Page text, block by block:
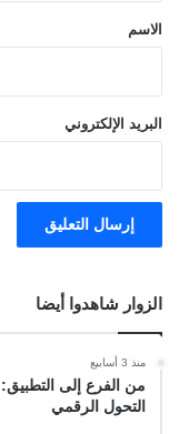
*الاسم
البريد الإلكتروني
الزوار شاهدوا أيضا
منذ 3 أسابيع
من الفرع إلى
التحول الرقمي